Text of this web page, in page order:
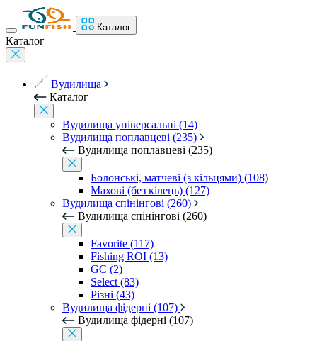
Каталог
Каталог
Вудилища
Каталог
Вудилища універсальні (14)
Вудилища поплавцеві (235)
Вудилища поплавцеві (235)
Болонські, матчеві (з кільцями) (108)
Махові (без кілець) (127)
Вудилища спінінгові (260)
Вудилища спінінгові (260)
Favorite (117)
Fishing ROI (13)
GC (2)
Select (83)
Різні (43)
Вудилища фідерні (107)
Вудилища фідерні (107)